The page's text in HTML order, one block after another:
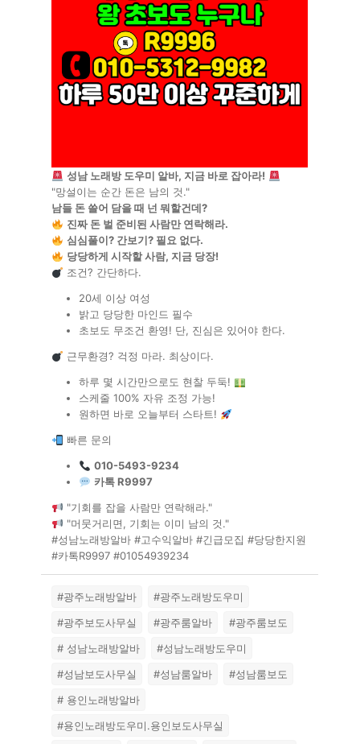
성남 노래방 도우미 알바, 지금 바로 잡아라!
"망설이는 순간 돈은 남의 것."
남들 돈 쓸어 담을 때 넌 뭐할건데?
진짜 돈 벌 준비된 사람만 연락해라.
심심풀이? 간보기? 필요 없다.
당당하게 시작할 사람, 지금 당장!
조건? 간단하다.
20세 이상 여성
밝고 당당한 마인드 필수
초보도 무조건 환영! 단, 진심은 있어야 한다.
근무환경? 걱정 마라. 최상이다.
하루 몇 시간만으로도 현찰 두둑!
스케줄 100% 자유 조정 가능!
원하면 바로 오늘부터 스타트!
빠른 문의
010-5493-9234
카톡 R9997
"기회를 잡을 사람만 연락해라."
"머뭇거리면, 기회는 이미 남의 것."
#성남노래방알바 #고수익알바 #긴급모집 #당당한지원
#카톡R9997 #01054939234
#광주노래방알바
#광주노래방도우미
#광주보도사무실
#광주룸알바
#광주룸보도
# 성남노래방알바
#성남노래방도우미
#성남보도사무실
#성남룸알바
#성남룸보도
# 용인노래방알바
#용인노래방도우미.용인보도사무실